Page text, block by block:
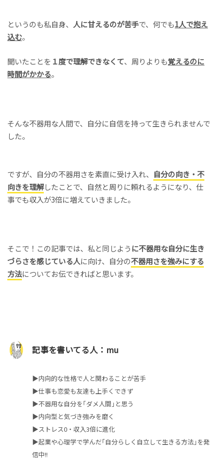
というのも私自身、 人に甘えるのが苦手で、何でも1人で抱え
込む。
聞いたことを １度で理解できなくて、周りよりも覚えるのに
時間がかかる。
そんな不器用な人間で、自分に自信を持って生きられませんで
した。
ですが、自分の不器用さを素直に受け入れ、 自分の向き・不
向きを理解したことで、自然と周りに頼れるようになり、仕
事でも収入が3倍に増えていきました。
そこで！この記事では、私と同じよう に不器用な自分に生き
づらさを感じている人に向け、自分の不器用さを強みにする
方法についてお伝できればと思います。
記事を書いてる人：mu
▶︎内向的な性格で人と関わることが苦手
▶︎仕事も恋愛も友達も上手くできず
▶︎不器用な自分を｢ダメ人間｣と思う
▶︎内向型と気づき強みを磨く
▶︎ストレス0・収入3倍に進化
▶︎起業や心理学で学んだ｢自分らしく自立して生きる方法｣を発
信中!!